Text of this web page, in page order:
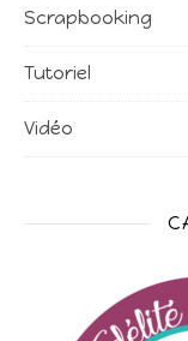
Scrapbooking
Tutoriel
Vidéo